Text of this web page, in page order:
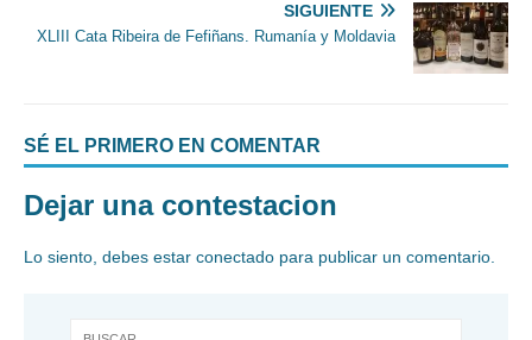
SIGUIENTE
XLIII Cata Ribeira de Fefiñans. Rumanía y Moldavia
SÉ EL PRIMERO EN COMENTAR
Dejar una contestacion
Lo siento, debes estar conectado para publicar un comentario.